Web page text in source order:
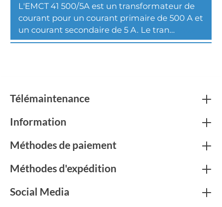
L'EMCT 41 500/5A est un transformateur de
courant pour un courant primaire de 500 A et
un courant secondaire de 5 A. Le tran…
Télémaintenance
Information
Méthodes de paiement
Méthodes d'expédition
Social Media